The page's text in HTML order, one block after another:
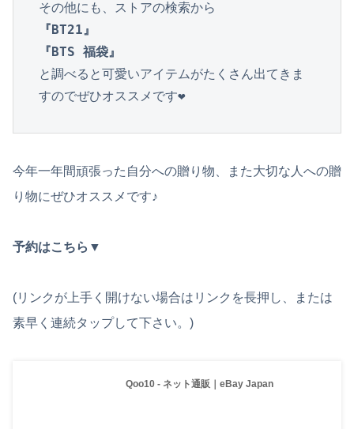
『BT21』
『BTS 福袋』
と調べると可愛いアイテムがたくさん出てきま
すのでぜひオススメです❤︎
今年一年間頑張った自分への贈り物、また大切な人への贈
り物にぜひオススメです♪
予約はこちら▼
(リンクが上手く開けない場合はリンクを長押し、または
素早く連続タップして下さい。)
Qoo10 - ネット通販｜eBay Japan